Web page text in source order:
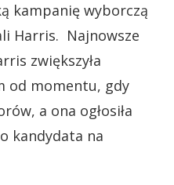
kampanię wyborczą
Harris. Najnowsze
zwiększyła
od momentu, gdy
a ona ogłosiła
kandydata na